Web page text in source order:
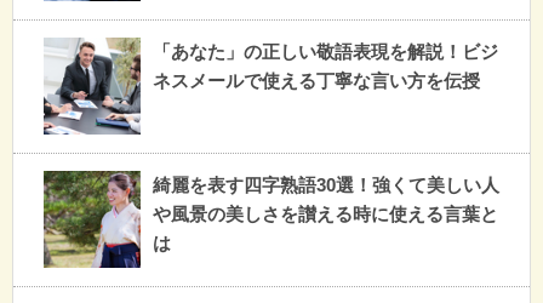
「あなた」の正しい敬語表現を解説！ビジ
ネスメールで使える丁寧な言い方を伝授
綺麗を表す四字熟語30選！強くて美しい人
や風景の美しさを讃える時に使える言葉と
は